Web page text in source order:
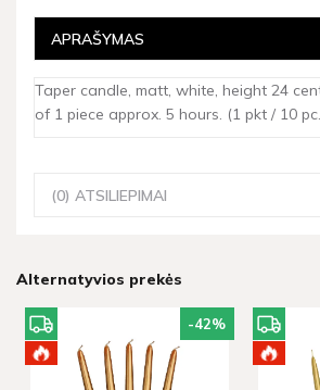
APRAŠYMAS
Taper candle, matt, white, height 24
of 1 piece approx. 5 hours. (1 pkt / 10
(0) ATSILIEPIMAI
Alternatyvios prekės
-42%